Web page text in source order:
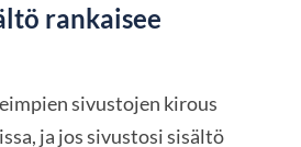
rankaisee
sivustojen kirous
ja jos sivustosi sisältö